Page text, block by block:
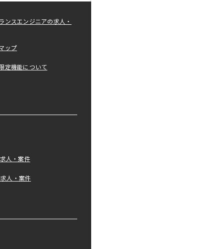
ンスエンジニアの求人・
ップ
定機能について
人・案件
人・案件